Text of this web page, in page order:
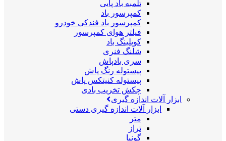
تلمبه باد پایی
کمپرسور باد
کمپرسور باد فندکی خودرو
فیلتر هوای کمپرسور
کوپلینگ باد
شلنگ فنری
سری بادپاش
پیستوله رنگ پاش
پیستوله کنیتکس پاش
چکش تخریب بادی
ابزار آلات اندازه گیری
ابزار آلات اندازه گیری دستی
متر
تراز
گونیا